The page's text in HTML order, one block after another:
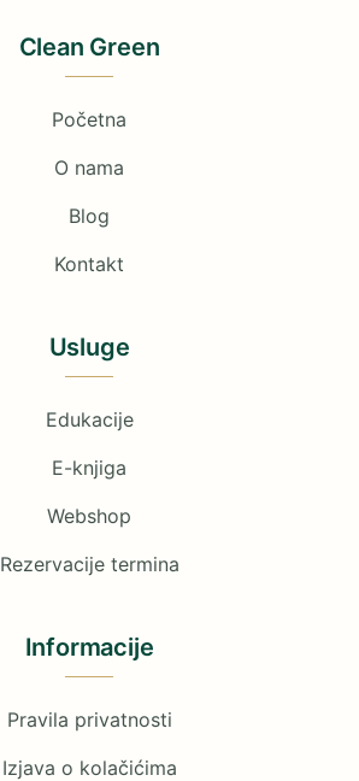
Clean Green
Početna
O nama
Blog
Kontakt
Usluge
Edukacije
E-knjiga
Webshop
Rezervacije termina
Informacije
Pravila privatnosti
Izjava o kolačićima